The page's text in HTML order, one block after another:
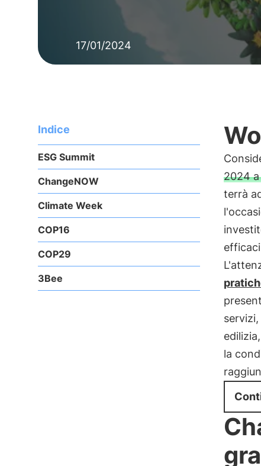
17/01/2024
Indice
ESG Summit
ChangeNOW
Climate Week
COP16
COP29
3Bee
2024
terrà
servizi,
la